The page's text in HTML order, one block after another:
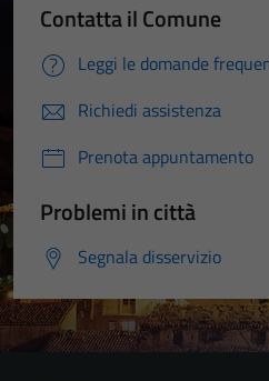
Contatta il Comune
Leggi le domande
Richiedi assistenza
Prenota appuntamento
Problemi in città
Segnala disservizio